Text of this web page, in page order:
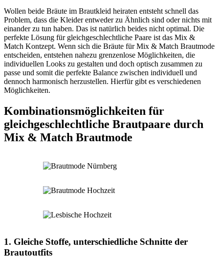
Wollen beide Bräute im Brautkleid heiraten entsteht schnell das
Problem, dass die Kleider entweder zu Ähnlich sind oder nichts mit
einander zu tun haben. Das ist natürlich beides nicht optimal. Die
perfekte Lösung für gleichgeschlechtliche Paare ist das Mix &
Match Kontzept. Wenn sich die Bräute für Mix & Match Brautmode
entscheiden, entstehen nahezu grenzenlose Möglichkeiten, die
individuellen Looks zu gestalten und doch optisch zusammen zu
passe und somit die perfekte Balance zwischen individuell und
dennoch harmonisch herzustellen. Hierfür gibt es verschiedenen
Möglichkeiten.
Kombinationsmöglichkeiten für
gleichgeschlechtliche Brautpaare durch
Mix & Match Brautmode
1. Gleiche Stoffe, unterschiedliche Schnitte der
Brautoutfits